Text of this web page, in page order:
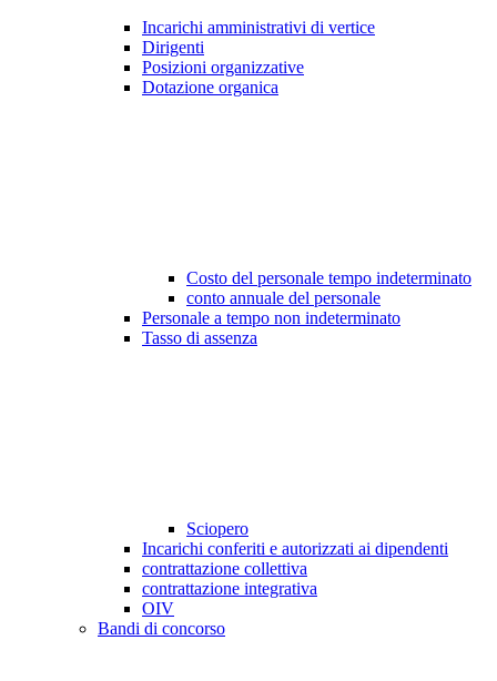
Incarichi amministrativi di vertice
Dirigenti
Posizioni organizzative
Dotazione organica
Costo del personale tempo indeterminato
conto annuale del personale
Personale a tempo non indeterminato
Tasso di assenza
Sciopero
Incarichi conferiti e autorizzati ai dipendenti
contrattazione collettiva
contrattazione integrativa
OIV
Bandi di concorso